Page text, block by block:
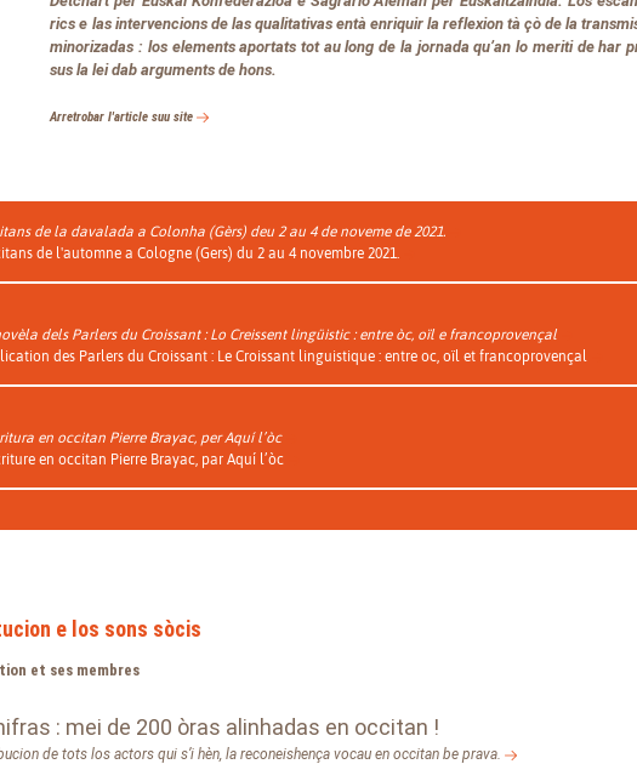
rics e las intervencions de las qualitativas entà enriquir la reflexion tà çò de la
minorizadas : los elements aportats tot au long de la jornada qu’an lo meriti de har
sus la lei dab arguments de hons.
Arretrobar l'article suu site
de la davalada a Colonha (Gèrs) deu 2 au 4 de noveme de 2021.
de l'automne a Cologne (Gers) du 2 au 4 novembre 2021.
dels Parlers du Croissant : Lo Creissent lingüistic : entre òc, oïl e francoprovençal
des Parlers du Croissant : Le Croissant linguistique : entre oc, oïl et francoprovençal
en occitan Pierre Brayac, per Aquí l’òc
en occitan Pierre Brayac, par Aquí l’òc
e los sons sòcis
et ses membres
: mei de 200 òras alinhadas en occitan !
de tots los actors qui s’i hèn, la reconeishença vocau en occitan be prava.